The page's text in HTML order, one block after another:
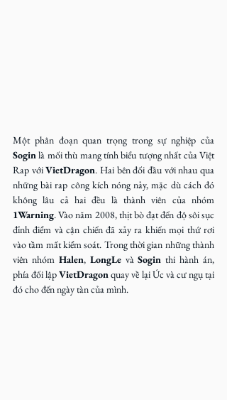
Sogin là mối thù mang tính biểu tượng nhất của Việt
Rap với VietDragon. Hai bên đối đầu với nhau qua
những bài rap công kích nóng nảy, mặc dù cách đó
1Warning. Vào năm 2008, thịt bò đạt đến độ sôi sục
đỉnh điểm và cận chiến đã xảy ra khiến mọi thứ rơi
vào tầm mất kiểm soát. Trong thời gian những thành
viên nhóm Halen, LongLe và Sogin thi hành án,
phía đối lập VietDragon quay về lại Úc và cư ngụ tại
đó cho đến ngày tàn của mình.